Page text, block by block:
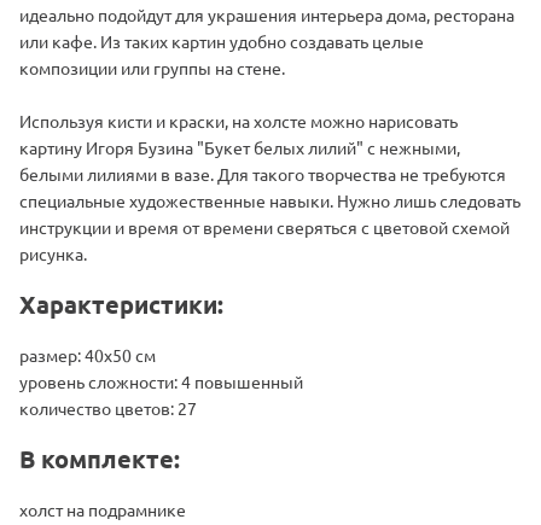
идеально подойдут для украшения интерьера дома, ресторана
или кафе. Из таких картин удобно создавать целые
композиции или группы на стене.
Используя кисти и краски, на холсте можно нарисовать
картину Игоря Бузина "Букет белых лилий" с нежными,
белыми лилиями в вазе. Для такого творчества не требуются
специальные художественные навыки. Нужно лишь следовать
инструкции и время от времени сверяться с цветовой схемой
рисунка.
Характеристики:
размер: 40х50 см
уровень сложности: 4 повышенный
количество цветов: 27
В комплекте:
холст на подрамнике